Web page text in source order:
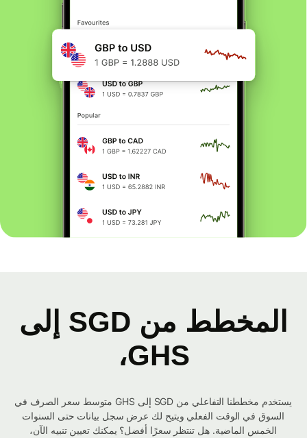
المخطط من SGD إلى
GHS،
يستخدم مخططنا التفاعلي من SGD إلى GHS متوسط ​​سعر الصرف في
السوق في الوقت الفعلي ويتيح لك عرض سجل بيانات حتى السنوات
الخمس الماضية. هل تنتظر سعرًا أفضل؟ يمكنك تعيين تنبيه الآن،